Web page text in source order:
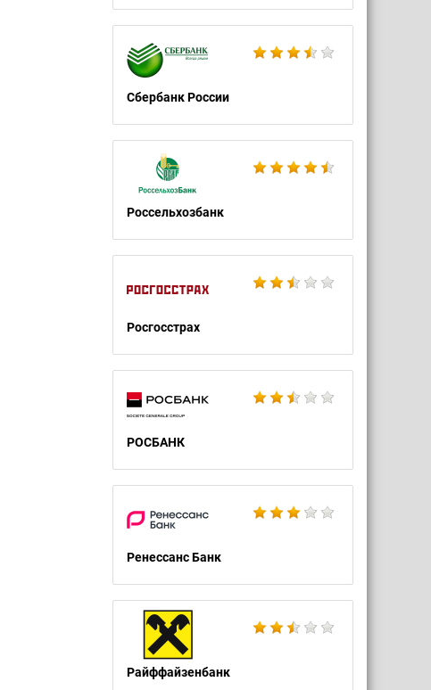
Сбербанк России
Россельхозбанк
Росгосстрах
РОСБАНК
Ренессанс Банк
Райффайзенбанк